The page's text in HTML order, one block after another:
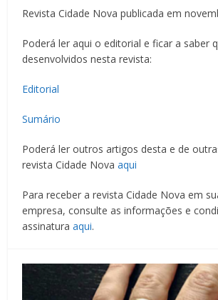
Revista Cidade Nova publicada em
Poderá ler aqui o editorial e ficar a saber
desenvolvidos nesta revista:
Editorial
Sumário
Poderá ler outros artigos desta e de
revista Cidade Novaaqui
Para receber a revista Cidade Nova em
empresa, consulte as informações e
assinaturaaqui.